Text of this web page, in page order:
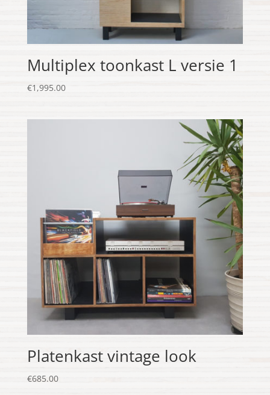
Multiplex toonkast L versie 1
€1,995.00
Platenkast vintage look
€685.00